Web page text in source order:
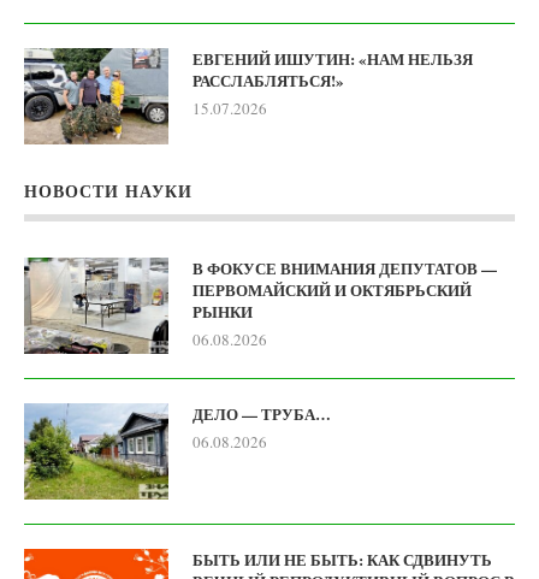
ЕВГЕНИЙ ИШУТИН: «НАМ НЕЛЬЗЯ
РАССЛАБЛЯТЬСЯ!»
15.07.2026
НОВОСТИ НАУКИ
В ФОКУСЕ ВНИМАНИЯ ДЕПУТАТОВ —
ПЕРВОМАЙСКИЙ И ОКТЯБРЬСКИЙ
РЫНКИ
06.08.2026
ДЕЛО — ТРУБА…
06.08.2026
БЫТЬ ИЛИ НЕ БЫТЬ: КАК СДВИНУТЬ